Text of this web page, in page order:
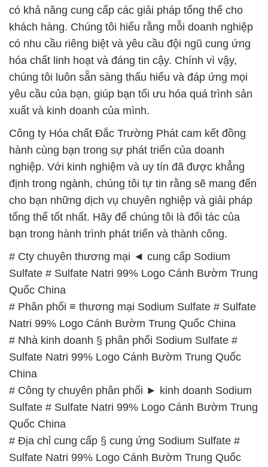
có khả năng cung cấp các giải pháp tổng thể cho
khách hàng. Chúng tôi hiểu rằng mỗi doanh nghiệp
có nhu cầu riêng biệt và yêu cầu đội ngũ cung ứng
hóa chất linh hoạt và đáng tin cậy. Chính vì vậy,
chúng tôi luôn sẵn sàng thấu hiểu và đáp ứng mọi
yêu cầu của bạn, giúp bạn tối ưu hóa quá trình sản
xuất và kinh doanh của mình.
Công ty Hóa chất Đắc Trường Phát cam kết đồng
hành cùng bạn trong sự phát triển của doanh
nghiệp. Với kinh nghiệm và uy tín đã được khẳng
định trong ngành, chúng tôi tự tin rằng sẽ mang đến
cho bạn những dịch vụ chuyên nghiệp và giải pháp
tổng thể tốt nhất. Hãy để chúng tôi là đối tác của
bạn trong hành trình phát triển và thành công.
# Cty chuyên thương mại ◄ cung cấp Sodium
Sulfate # Sulfate Natri 99% Logo Cánh Bườm Trung
Quốc China
# Phân phối ≡ thương mại Sodium Sulfate # Sulfate
Natri 99% Logo Cánh Bườm Trung Quốc China
# Nhà kinh doanh § phân phối Sodium Sulfate #
Sulfate Natri 99% Logo Cánh Bườm Trung Quốc
China
# Công ty chuyên phân phối ► kinh doanh Sodium
Sulfate # Sulfate Natri 99% Logo Cánh Bườm Trung
Quốc China
# Địa chỉ cung cấp § cung ứng Sodium Sulfate #
Sulfate Natri 99% Logo Cánh Bườm Trung Quốc